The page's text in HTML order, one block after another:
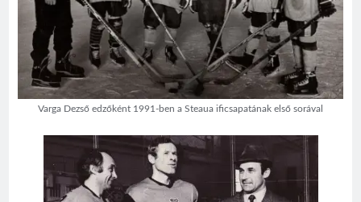
Varga Dezső edzőként 1991-ben a Steaua ificsapatának első sorával